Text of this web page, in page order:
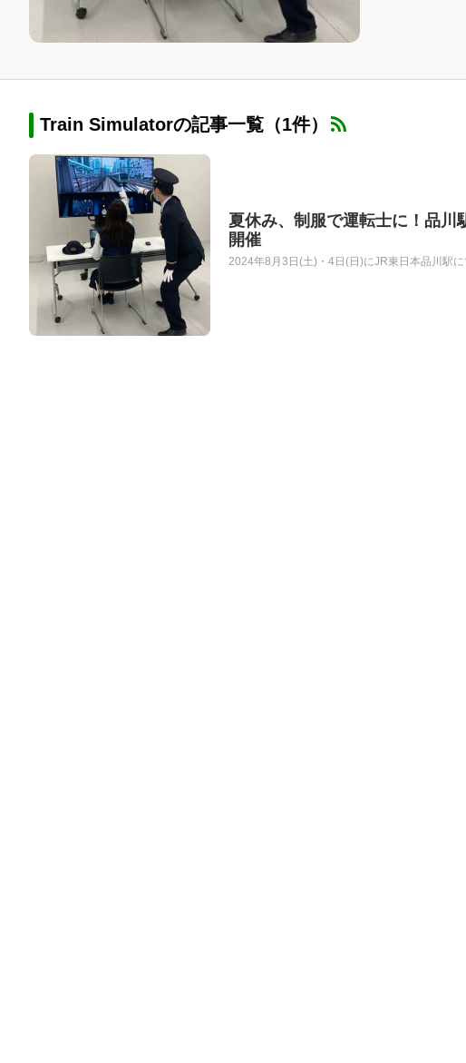
Train Simulatorの記事一覧（1件）
夏休み、制服で運転士に！品川
開催
2024年8月3日(土)・4日(日)にJR東日本品川駅